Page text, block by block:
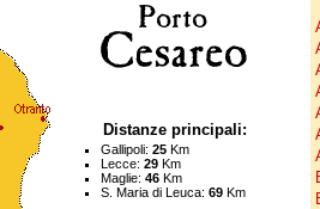
Distanze principali:
Gallipoli: 25Km
Lecce: 29Km
Maglie: 46Km
S. Maria di Leuca: 69Km